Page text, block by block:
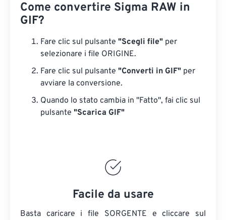
Come convertire Sigma RAW in
GIF?
Fare clic sul pulsante "Scegli file" per
selezionare i file ORIGINE.
Fare clic sul pulsante "Converti in GIF" per
avviare la conversione.
Quando lo stato cambia in "Fatto", fai clic sul
pulsante "Scarica GIF"
Facile da usare
Basta caricare i file SORGENTE e cliccare sul